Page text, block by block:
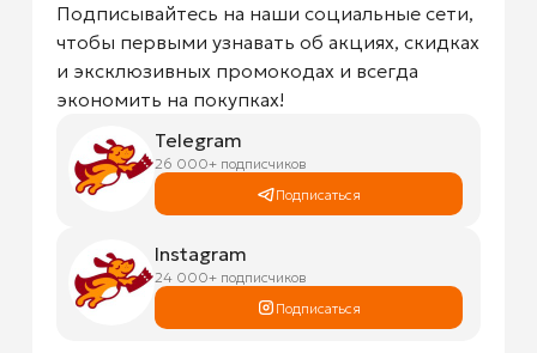
Подписывайтесь на наши социальные сети,
чтобы первыми узнавать об акциях, скидках
и эксклюзивных промокодах и всегда
экономить на покупках!
Telegram
26 000+ подписчиков
Подписаться
Instagram
24 000+ подписчиков
Подписаться